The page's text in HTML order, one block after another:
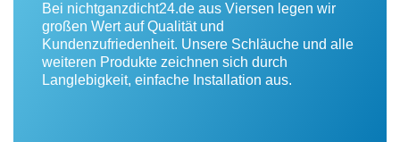
Bei nichtganzdicht24.de aus Viersen legen wir
großen Wert auf Qualität und
Kundenzufriedenheit. Unsere Schläuche und alle
weiteren Produkte zeichnen sich durch
Langlebigkeit, einfache Installation aus.